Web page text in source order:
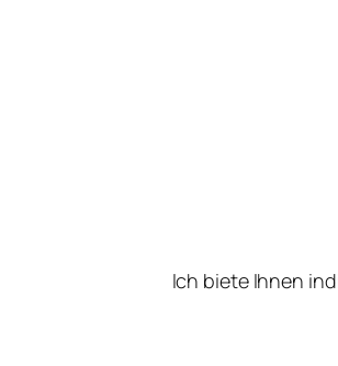
Ich biete Ihnen